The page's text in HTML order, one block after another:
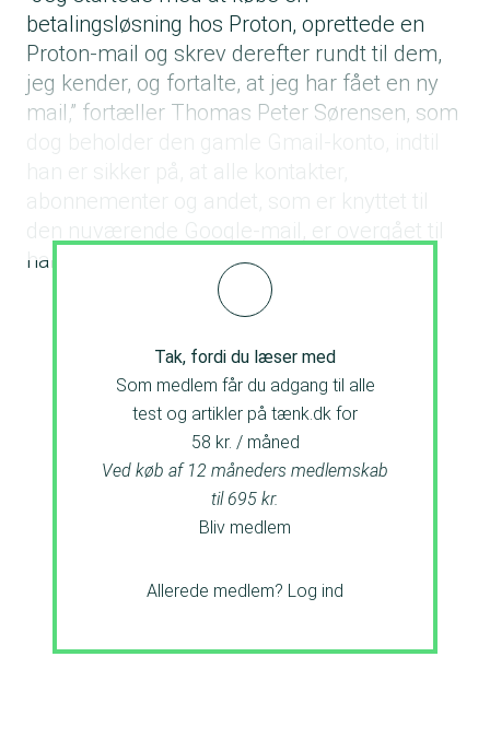
betalingsløsning hos Proton, oprettede en
Proton-mail og skrev derefter rundt til dem,
jeg kender, og fortalte, at jeg har fået en ny
mail,” fortæller Thomas Peter Sørensen, som
han er sikker på, at alle kontakter,
abonnementer og andet, som er knyttet til
den nuværende Google-mail, er overgået til
hans nye mail hos Proton.
Tak, fordi du læser med
Som medlem får du adgang til alle
test og artikler på tænk.dk for
58 kr. / måned
Ved køb af 12 måneders medlemskab
til 695 kr.
Bliv medlem
Allerede medlem? Log ind